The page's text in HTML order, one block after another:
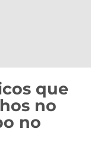
que
no
no